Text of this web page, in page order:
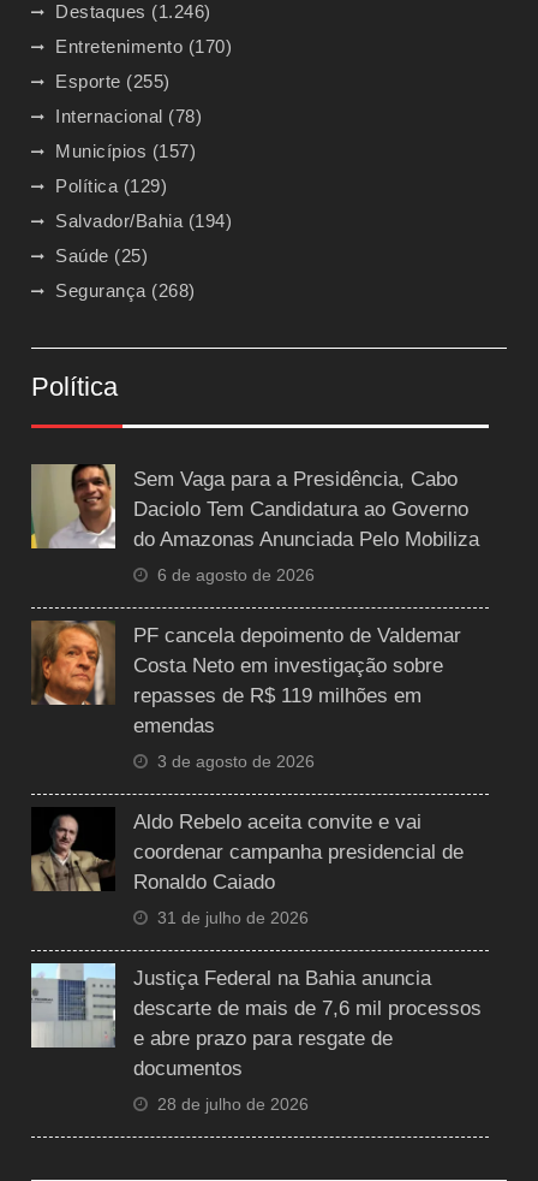
Destaques (1.246)
Entretenimento (170)
Esporte (255)
Internacional (78)
Municípios (157)
Política(129)
Salvador/Bahia(194)
Saúde (25)
Segurança(268)
Política
Sem Vaga para a Presidência, Cabo
Daciolo Tem Candidatura ao Governo
do Amazonas Anunciada Pelo Mobiliza
6 de agosto de 2026
PF cancela depoimento de Valdemar
Costa Neto em investigação sobre
repasses de R$ 119 milhões em
emendas
3 de agosto de 2026
Aldo Rebelo aceita convite e vai
coordenar campanha presidencial de
Ronaldo Caiado
31 de julho de 2026
Justiça Federal na Bahia anuncia
descarte de mais de 7,6 mil processos
e abre prazo para resgate de
documentos
28 de julho de 2026